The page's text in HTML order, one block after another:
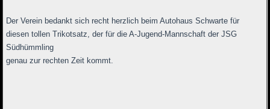
Der Verein bedankt sich recht herzlich beim Autohaus Schwarte für
diesen tollen Trikotsatz, der für die A-Jugend-Mannschaft der JSG
Südhümmling
genau zur rechten Zeit kommt.